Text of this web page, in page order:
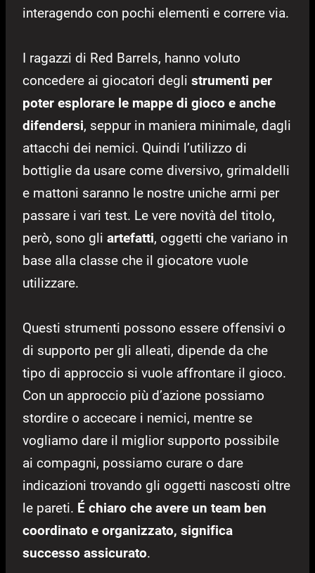
interagendo con pochi elementi e correre via.
I ragazzi di Red Barrels, hanno voluto
concedere ai giocatori degli strumenti per
poter esplorare le mappe di gioco e anche
difendersi, seppur in maniera minimale, dagli
attacchi dei nemici. Quindi l’utilizzo di
bottiglie da usare come diversivo, grimaldelli
e mattoni saranno le nostre uniche armi per
passare i vari test. Le vere novità del titolo,
però, sono gli artefatti, oggetti che variano in
base alla classe che il giocatore vuole
utilizzare.
Questi strumenti possono essere offensivi o
di supporto per gli alleati, dipende da che
tipo di approccio si vuole affrontare il gioco.
Con un approccio più d’azione possiamo
stordire o accecare i nemici, mentre se
vogliamo dare il miglior supporto possibile
ai compagni, possiamo curare o dare
indicazioni trovando gli oggetti nascosti oltre
le pareti. É chiaro che avere un team ben
coordinato e organizzato, significa
successo assicurato.